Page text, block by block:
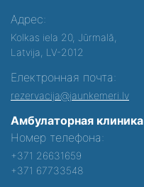
Адрес:
Kolkas iela 20, Jūrmalā,
Latvija, LV-2012
Електронная почта:
rezervacija@jaunkemeri.lv
Амбулаторная клиника
Номер телефона:
+371 26631659
+371 67733548